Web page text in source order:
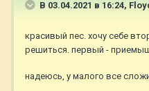
В 03.04.2021 в 16:24,
красивый пес. хочу себе
решиться. первый -
надеюсь, у малого все